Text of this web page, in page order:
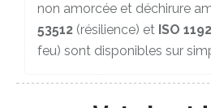
non amorcée et déchirure
53512 (résilience) et ISO
feu) sont disponibles sur